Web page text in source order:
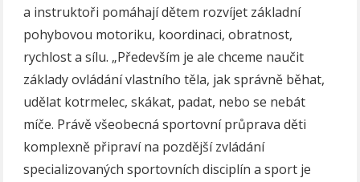
a instruktoři pomáhají dětem rozvíjet základní
pohybovou motoriku, koordinaci, obratnost,
rychlost a sílu. „Především je ale chceme naučit
základy ovládání vlastního těla, jak správně běhat,
udělat kotrmelec, skákat, padat, nebo se nebát
míče. Právě všeobecná sportovní průprava děti
komplexně připraví na pozdější zvládání
specializovaných sportovních disciplín a sport je